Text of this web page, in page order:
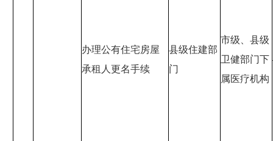
办理公有住宅房屋
承租人更名手续
县级住建部
门
市级、县级
卫健部门下
属医疗机构